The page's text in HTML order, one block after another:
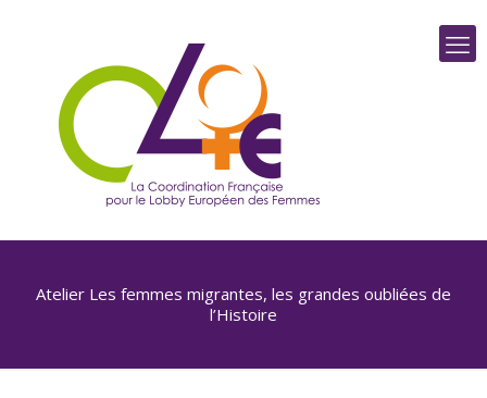
Atelier Les femmes migrantes, les grandes oubliées de
l’Histoire